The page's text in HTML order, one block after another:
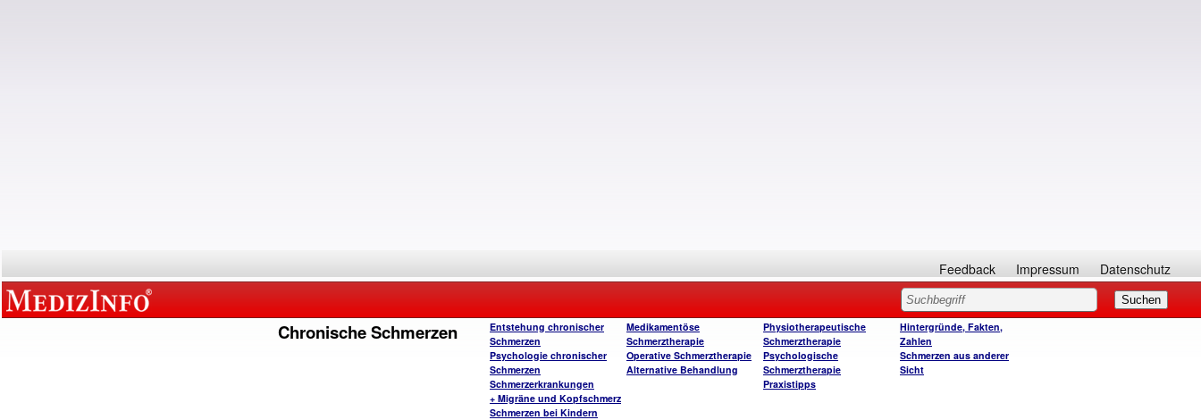
Feedback Impressum Datenschutz
Chronische Schmerzen
Entstehung chronischer
Schmerzen
Psychologie chronischer
Schmerzen
Schmerzerkrankungen
+ Migräne und Kopfschmerz
Schmerzen bei Kindern
Medikamentöse
Schmerztherapie
Operative Schmerztherapie
Alternative Behandlung
Physiotherapeutische
Schmerztherapie
Psychologische
Schmerztherapie
Praxistipps
Hintergründe, Fakten,
Zahlen
Schmerzen aus anderer
Sicht